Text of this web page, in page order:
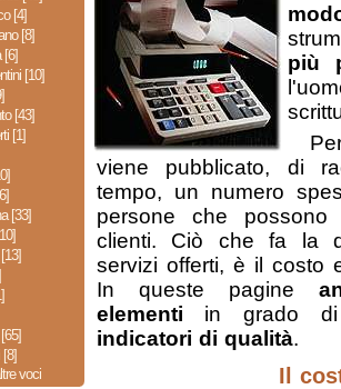
[4]
[8]
[6]
[10]
[43]
[1]
[33]
voci
più
viene pubblicato, di
tempo, un numero
persone che possono
clienti. Ciò che fa la
servizi offerti, è il costo
In queste pagine
elementi in grado di
indicatori di qualità.
Il